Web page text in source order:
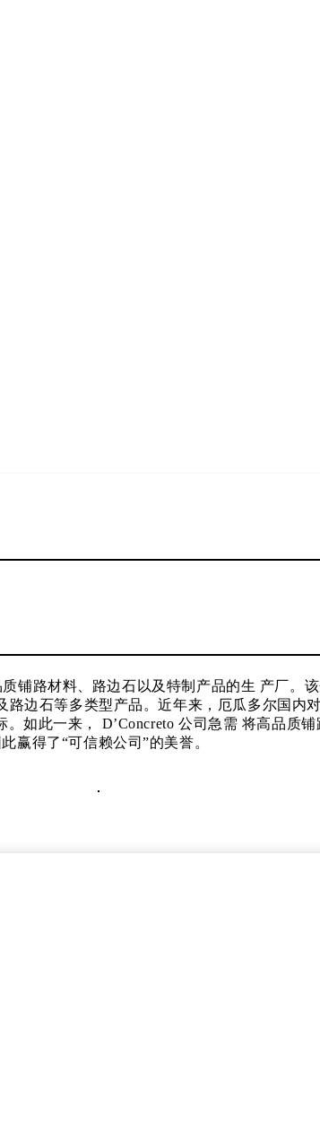
铺路材料、路边石以及特制产品的生 产厂。
边石等多类型产品。近年来，厄瓜多尔国内
如此一来， D’Concreto 公司急需 将高品质
赢得了“可信赖公司”的美誉。